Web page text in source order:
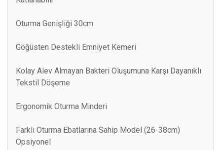
Oturma Genişliği 30cm
Göğüsten Destekli Emniyet Kemeri
Kolay Alev Almayan Bakteri Oluşumuna Karşı Dayanıklı
Tekstil Döşeme
Ergonomik Oturma Minderi
Farklı Oturma Ebatlarına Sahip Model (26-38cm)
Opsiyonel